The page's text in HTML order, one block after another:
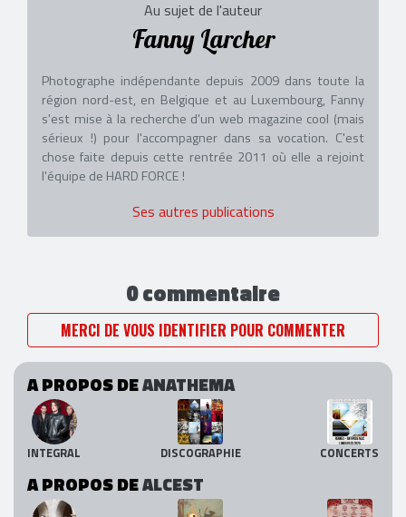
Au sujet de l'auteur
Fanny Larcher
Photographe indépendante depuis 2009 dans toute la
région nord-est, en Belgique et au Luxembourg, Fanny
s'est mise à la recherche d'un web magazine cool (mais
sérieux !) pour l'accompagner dans sa vocation. C'est
chose faite depuis cette rentrée 2011 où elle a rejoint
l'équipe de HARD FORCE !
Ses autres publications
0 commentaire
MERCI DE VOUS IDENTIFIER POUR COMMENTER
A PROPOS DEANATHEMA
INTEGRAL DISCOGRAPHIE CONCERTS
A PROPOS DEALCEST